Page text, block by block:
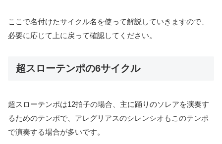
ここで名付けたサイクル名を使って解説していきますので、
必要に応じて上に戻って確認してください。
超スローテンポの6サイクル
超スローテンポは12拍子の場合、主に踊りのソレアを演奏す
るためのテンポで、アレグリアスのシレンシオもこのテンポ
で演奏する場合が多いです。